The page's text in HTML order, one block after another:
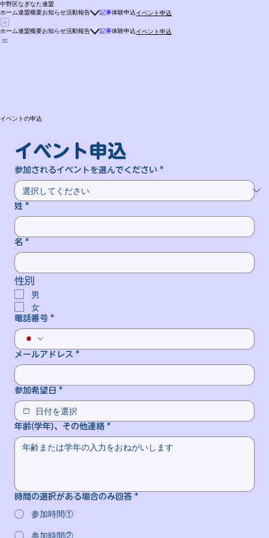
中野区なぎなた連盟
ホーム連盟概要お知らせ活動報告 記事体験申込イベント申込
ホーム連盟概要お知らせ活動報告 記事体験申込イベント申込
イベントの申込
イベント申込
参加されるイベントを選んでください *
姓 *
名 *
性別
男
女
電話番号 *
メールアドレス *
参加希望日 *
年齢(学年)、その他連絡 *
時間の選択がある場合のみ回答 *
参加時間①
参加時間②